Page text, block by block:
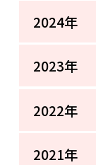
2024年
2023年
2022年
2021年